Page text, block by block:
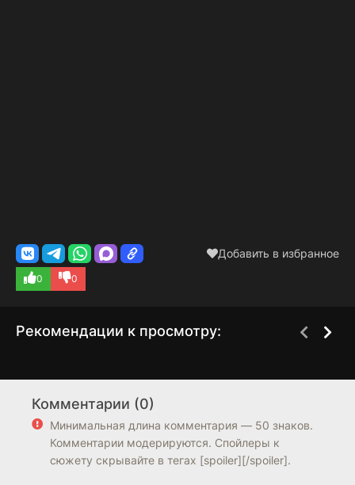
Добавить в избранное
0 0
Рекомендации к просмотру:
7.9 5.6
Комментарии (0)
Минимальная длина комментария — 50 знаков.
Комментарии модерируются. Спойлеры к
сюжету скрывайте в тегах [spoiler][/spoiler].